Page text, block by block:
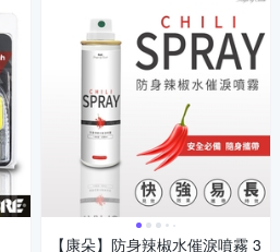
【康朵】防身辣椒水催淚噴霧 3